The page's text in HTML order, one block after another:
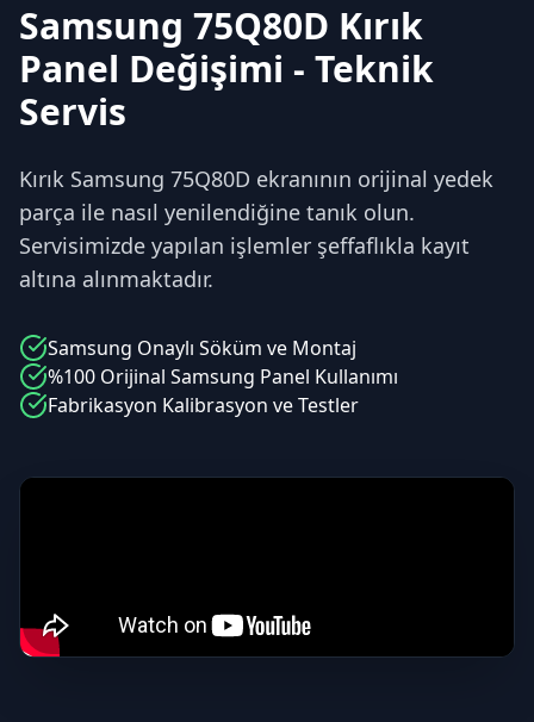
Samsung 75Q80D Kırık
Panel Değişimi - Teknik
Servis
Kırık Samsung 75Q80D ekranının orijinal yedek
parça ile nasıl yenilendiğine tanık olun.
Servisimizde yapılan işlemler şeffaflıkla kayıt
altına alınmaktadır.
Samsung Onaylı Söküm ve Montaj
%100 Orijinal Samsung Panel Kullanımı
Fabrikasyon Kalibrasyon ve Testler